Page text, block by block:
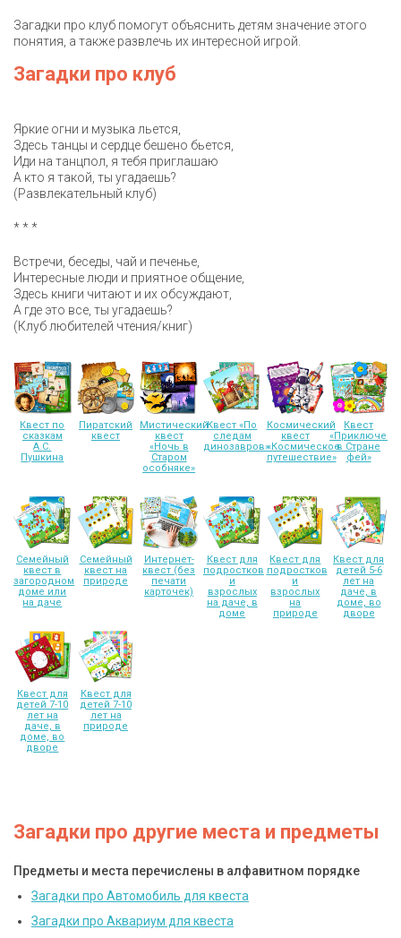
Загадки про клуб помогут объяснить детям значение этого
понятия, а также развлечь их интересной игрой.
Загадки про клуб
Яркие огни и музыка льется,
Здесь танцы и сердце бешено бьется,
Иди на танцпол, я тебя приглашаю
А кто я такой, ты угадаешь?
(Развлекательный клуб)
* * *
Встречи, беседы, чай и печенье,
Интересные люди и приятное общение,
Здесь книги читают и их обсуждают,
А где это все, ты угадаешь?
(Клуб любителей чтения/книг)
Квест по
сказкам
А.С.
Пушкина
Пиратский
квест
Мистический
квест
«Ночь в
Старом
особняке»
Квест «По
следам
динозавров»
Космический
квест
«Космическое
путешествие»
Квест
в Стране
фей»
Семейный
квест в
загородном
доме или
на даче
Семейный
квест на
природе
Интернет-
квест (без
печати
карточек)
Квест для
подростков
и
взрослых
на даче, в
доме
Квест для
подростков
и
взрослых
на
природе
Квест для
детей 5-6
лет на
даче, в
доме, во
дворе
Квест для
детей 7-10
лет на
даче, в
доме, во
дворе
Квест для
детей 7-10
лет на
природе
Загадки про другие места и предметы
Предметы и места перечислены в алфавитном порядке
Загадки про Автомобиль для квеста
Загадки про Аквариум для квеста